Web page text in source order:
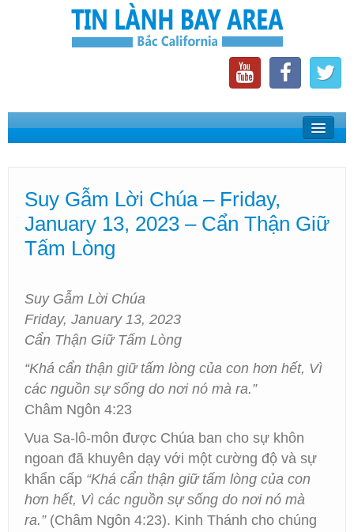
Home
Phát Thanh Tin Lành Bay Area
Các Hội Thánh Bắc California
Suy Gẫm Lời Chúa – Friday,
January 13, 2023 – Cẩn Thận Giữ
Tấm Lòng
Suy Gẫm Lời Chúa
Friday, January 13, 2023
Cẩn Thận Giữ Tấm Lòng
“Khá cẩn thận giữ tấm lòng của con hơn hết, Vì
các nguồn sự sống do nơi nó mà ra.”
Châm Ngôn 4:23
Vua Sa-lô-môn được Chúa ban cho sự khôn
ngoan đã khuyên dạy với một cường độ và sự
khẩn cấp “Khá cẩn thận giữ tấm lòng của con
hơn hết, Vì các nguồn sự sống do nơi nó mà
ra.”(Châm Ngôn 4:23). Kinh Thánh cho chúng